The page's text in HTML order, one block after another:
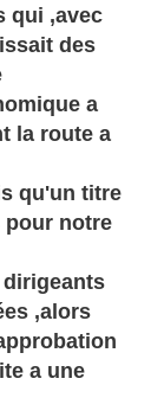
qui ,avec
des
a
la route a
qu'un titre
pour notre
,alors
a une